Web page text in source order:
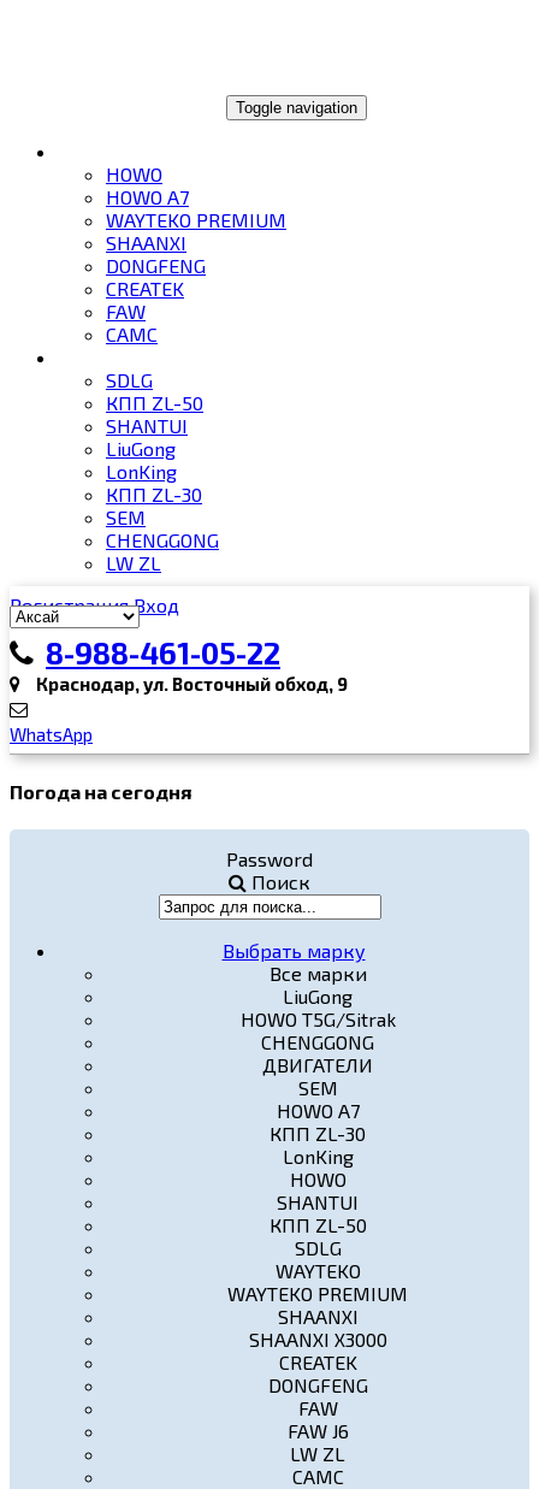
Toggle navigation
HOWO
HOWO A7
WAYTEKO PREMIUM
SHAANXI
DONGFENG
CREATEK
FAW
CAMC
SDLG
КПП ZL-50
SHANTUI
LiuGong
LonKing
КПП ZL-30
SEM
CHENGGONG
LW ZL
Регистрация Вход
8-988-461-05-22
Краснодар, ул. Восточный обход, 9
WhatsApp
Погода на сегодня
Password
Поиск
Выбрать марку
Все марки
LiuGong
HOWO T5G/Sitrak
CHENGGONG
ДВИГАТЕЛИ
SEM
HOWO A7
КПП ZL-30
LonKing
HOWO
SHANTUI
КПП ZL-50
SDLG
WAYTEKO
WAYTEKO PREMIUM
SHAANXI
SHAANXI X3000
CREATEK
DONGFENG
FAW
FAW J6
LW ZL
CAMC